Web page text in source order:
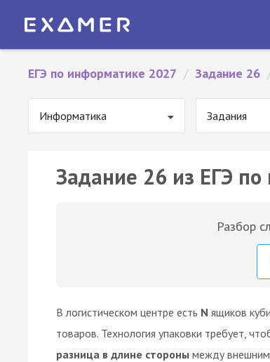
ЕГЭ по информатике 2027 / Задание 26
Информатика Задания
Задание 26 из ЕГЭ
Разбор
В логистическом центре есть N ящиков
товаров. Технология упаковки требует,
разница в длине стороны между